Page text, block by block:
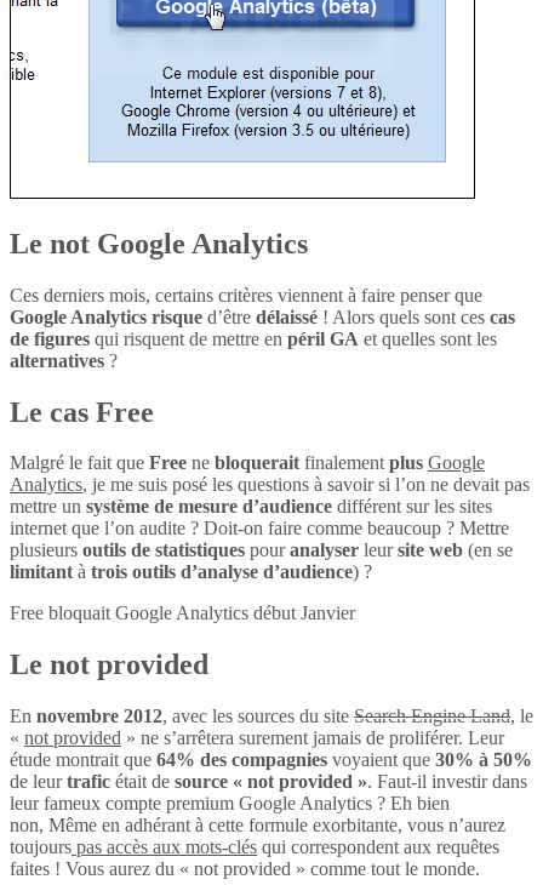
Le not Google Analytics
Ces derniers mois, certains critères viennent à faire penser que
Google Analytics risque d’être délaissé ! Alors quels sont ces cas
de figures qui risquent de mettre en péril GA et quelles sont les
alternatives ?
Le cas Free
Malgré le fait que Free ne bloqueraitfinalementplus Google
Analytics, je me suis posé les questions à savoir si l’on ne devait pas
mettre un système de mesure d’audience différent sur les sites
internet que l’on audite ? Doit-on faire comme beaucoup ? Mettre
plusieurs outils de statistiques pouranalyser leursite web (en se
limitantà trois outils d’analyse d’audience) ?
Free bloquait Google Analytics début Janvier
Le not provided
En novembre 2012, avec les sources du site Search Engine Land, le
« not provided » ne s’arrêtera surement jamais de proliférer. Leur
étude montrait que 64% des compagnies voyaient que 30% à 50%
de leurtrafic était de source « not provided ». Faut-il investir dans
leur fameux compte premium Google Analytics ? Eh bien
non, Même en adhérant à cette formule exorbitante, vous n’aurez
toujours pas accès aux mots-clés qui correspondent aux requêtes
faites ! Vous aurez du « not provided » comme tout le monde.